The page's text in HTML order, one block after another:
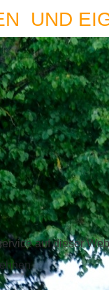
UND
auf dieser